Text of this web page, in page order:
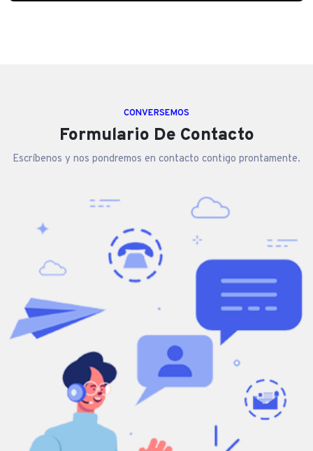
CONVERSEMOS
Formulario De Contacto
Escríbenos y nos pondremos en contacto contigo prontamente.